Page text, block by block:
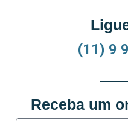
(11) 9
Receba um